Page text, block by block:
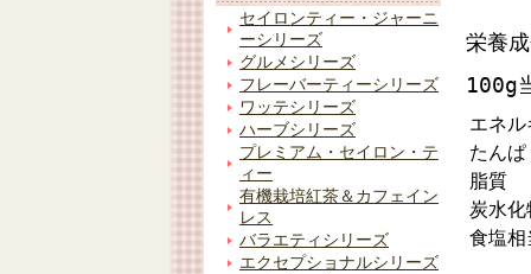
セイロンティー・ジャーニ
ーシリーズ
グルメシリーズ
フレーバーティーシリーズ
ワッテシリーズ
ハーブシリーズ
プレミアム・セイロン・テ
ィー
有機栽培紅茶＆カフェイン
レス
バラエティシリーズ
エクセプショナルシリーズ
栄養
100g
エネル
たんぱ
脂質
炭水化
食塩相